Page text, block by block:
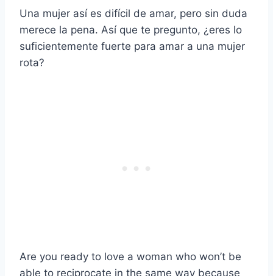
Una mujer así es difícil de amar, pero sin duda
merece la pena. Así que te pregunto, ¿eres lo
suficientemente fuerte para amar a una mujer
rota?
Are you ready to love a woman who won’t be
able to reciprocate in the same way because